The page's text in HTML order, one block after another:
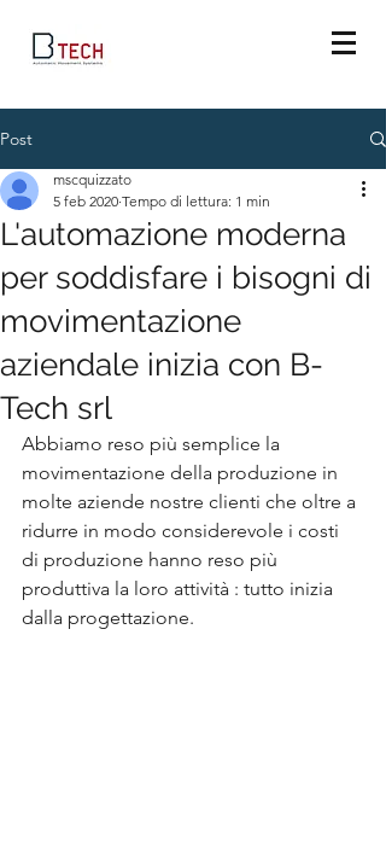
Post
L'automazione moderna
per soddisfare i bisogni di
movimentazione
aziendale inizia con B-
Tech srl
mscquizzato
5 feb 2020 Tempo di lettura: 1 min
Abbiamo reso più semplice la
movimentazione della produzione in
molte aziende nostre clienti che oltre a
ridurre in modo considerevole i costi
di produzione hanno reso più
produttiva la loro attività : tutto inizia
dalla progettazione.